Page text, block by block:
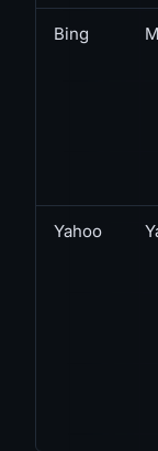
Bing
Yahoo